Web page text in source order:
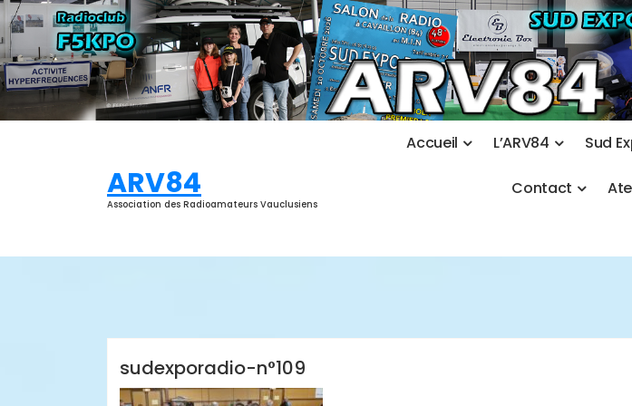
Aller
au
contenu
ARV84
Association des Radioamateurs Vauclusiens
Accueil L’ARV84 Sud Ex
Contact Ate
sudexporadio-n°109